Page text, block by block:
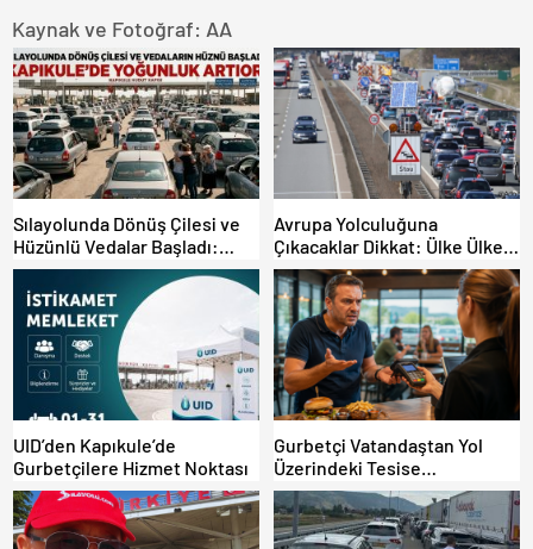
Kaynak ve Fotoğraf: AA
Sılayolunda Dönüş Çilesi ve
Hüzünlü Vedalar Başladı:
Kapıkule’de Yoğunluk Artıyor!
Avrupa Yolculuğuna
Çıkacaklar Dikkat: Ülke Ülke
Güncel Trafik Kuralları,
Avrupa Otoyol Hız Limitleri
UID’den Kapıkule’de
Gurbetçilere Hizmet Noktası
Gurbetçi Vatandaştan Yol
Üzerindeki Tesise
Dolandırıcılık İddiası:
“Hesabınızı Mutlaka Kontrol
Edin”